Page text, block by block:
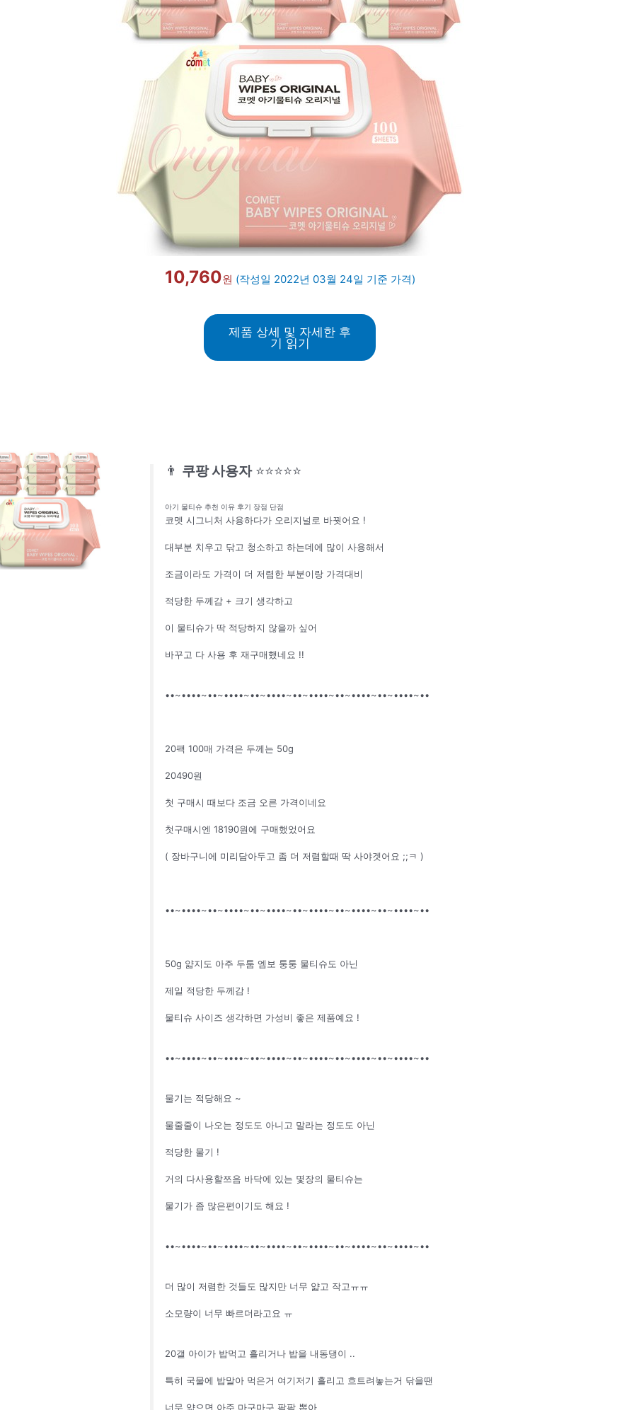
10,760원 (작성일 2022년 03월 24일 기준 가격)
제품 상세 및 자세한 후
기 읽기
👨 쿠팡 사용자 ⭐⭐⭐⭐⭐
아기 물티슈 추천 이유 후기 장점 단점
코멧 시그니처 사용하다가 오리지널로 바꿧어요 !
대부분 치우고 닦고 청소하고 하는데에 많이 사용해서
조금이라도 가격이 더 저렴한 부분이랑 가격대비
적당한 두께감 + 크기 생각하고
이 물티슈가 딱 적당하지 않을까 싶어
바꾸고 다 사용 후 재구매했네요 !!
••~••••~••~••••~••~••••~••~••••~••~••••~••~••••~••
20팩 100매 가격은 두께는 50g
20490원
첫 구매시 때보다 조금 오른 가격이네요
첫구매시엔 18190원에 구매했었어요
( 장바구니에 미리담아두고 좀 더 저렴할때 딱 사야겟어요 ;;ㅋ )
••~••••~••~••••~••~••••~••~••••~••~••••~••~••••~••
50g 얇지도 아주 두툼 엠보 퉁퉁 물티슈도 아닌
제일 적당한 두께감 !
물티슈 사이즈 생각하면 가성비 좋은 제품예요 !
••~••••~••~••••~••~••••~••~••••~••~••••~••~••••~••
물기는 적당해요 ~
물줄줄이 나오는 정도도 아니고 말라는 정도도 아닌
적당한 물기 !
거의 다사용할쯔음 바닥에 있는 몇장의 물티슈는
물기가 좀 많은편이기도 해요 !
••~••••~••~••••~••~••••~••~••••~••~••••~••~••••~••
더 많이 저렴한 것들도 많지만 너무 얇고 작고ㅠㅠ
소모량이 너무 빠르더라고요 ㅠ
20갤 아이가 밥먹고 흘리거나 밥을 내동댕이 ..
특히 국물에 밥말아 먹은거 여기저기 흘리고 흐트려놓는거 닦을땐
너무 얇으면 아주 마구마구 팍팍 뽑아